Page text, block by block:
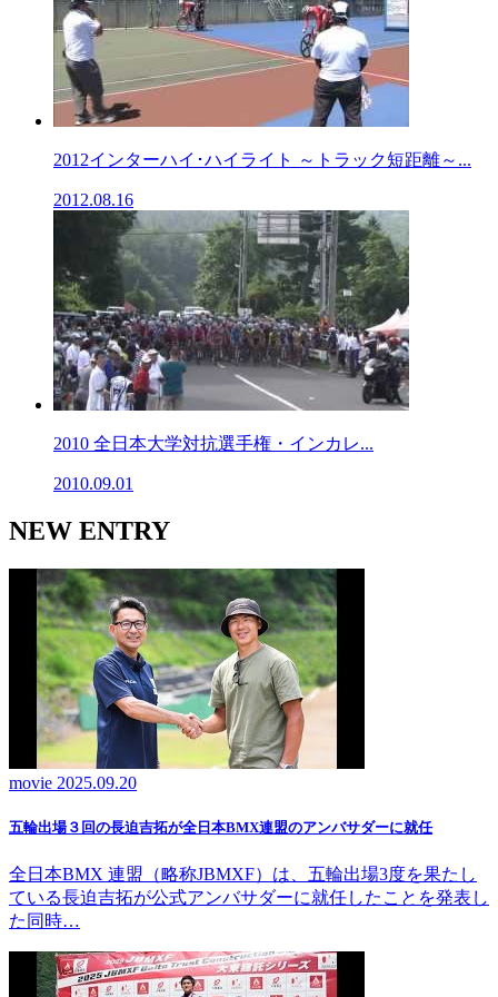
2012インターハイ･ハイライト ～トラック短距離～...
2012.08.16
2010 全日本大学対抗選手権・インカレ...
2010.09.01
NEW ENTRY
movie 2025.09.20
五輪出場３回の長迫吉拓が全日本BMX連盟のアンバサダーに就任
全日本BMX 連盟（略称JBMXF）は、五輪出場3度を果たし
ている長迫吉拓が公式アンバサダーに就任したことを発表し
た同時…